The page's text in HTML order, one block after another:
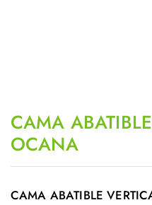
CAMA
OCANA
CAMA ABATIBLE